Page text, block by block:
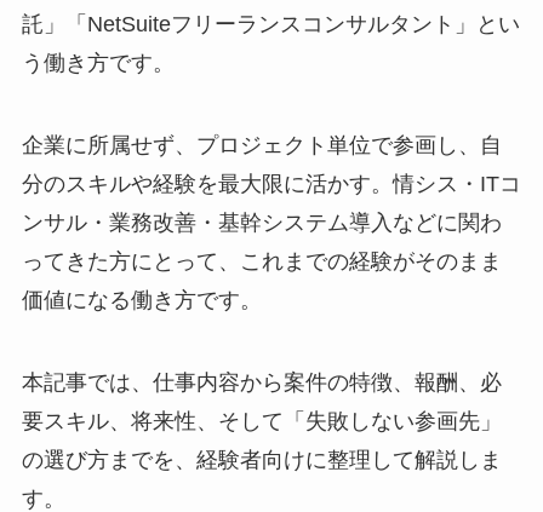
託」「NetSuiteフリーランスコンサルタント」とい
う働き方です。
企業に所属せず、プロジェクト単位で参画し、自
分のスキルや経験を最大限に活かす。情シス・ITコ
ンサル・業務改善・基幹システム導入などに関わ
ってきた方にとって、これまでの経験がそのまま
価値になる働き方です。
本記事では、仕事内容から案件の特徴、報酬、必
要スキル、将来性、そして「失敗しない参画先」
の選び方までを、経験者向けに整理して解説しま
す。